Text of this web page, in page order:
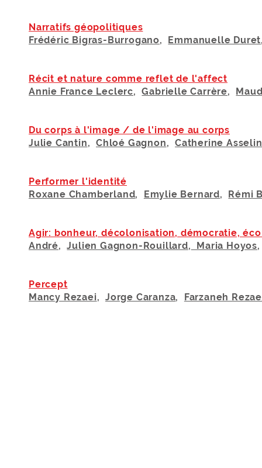
Narratifs géopolitiques
Frédéric Bigras-Burrogano, Emmanuelle Duret
Récit et nature comme reflet de l'affect
Annie France Leclerc,Gabrielle Carrère,
Du corps à l'image / de l'image au corps
Julie Cantin,Chloé Gagnon,Catherine
Performer l'identité
Roxane Chamberland, Emylie Bernard, Rémi
Agir: bonheur, décolonisation, démocratie,
André,Julien Gagnon-Rouillard, Maria Hoyos
Percept
Mancy Rezaei,Jorge Caranza, Farzaneh